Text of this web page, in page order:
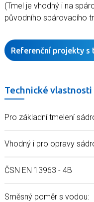
(Tmel je vhodný i na
původního spárovacího
Referenční projekty s
Technické vlastnosti
Pro základní tmelení
Vhodný i pro opravy
ČSN EN 13963 - 4B
Směsný poměr s vodou: